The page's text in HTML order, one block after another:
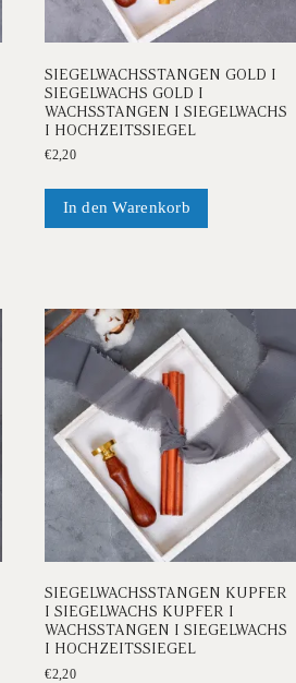
SIEGELWACHSSTANGEN GOLD I
SIEGELWACHS GOLD I
WACHSSTANGEN I SIEGELWACHS
I HOCHZEITSSIEGEL
€2,20
In den Warenkorb
SIEGELWACHSSTANGEN KUPFER
I SIEGELWACHS KUPFER I
WACHSSTANGEN I SIEGELWACHS
I HOCHZEITSSIEGEL
€2,20